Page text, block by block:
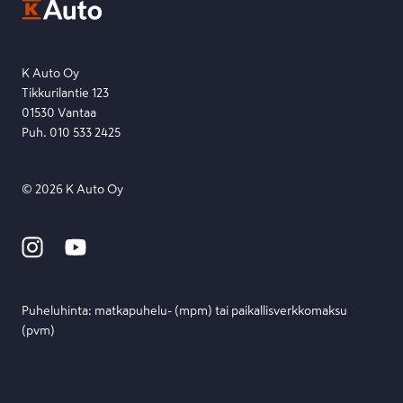
Etsi toimipiste
K Auto Oy
Tikkurilantie 123
01530 Vantaa
Puh. 010 533 2425
© 2026 K Auto Oy
Puheluhinta: matka­puhelu- (mpm) tai paikallis­verkko­maksu
(pvm)